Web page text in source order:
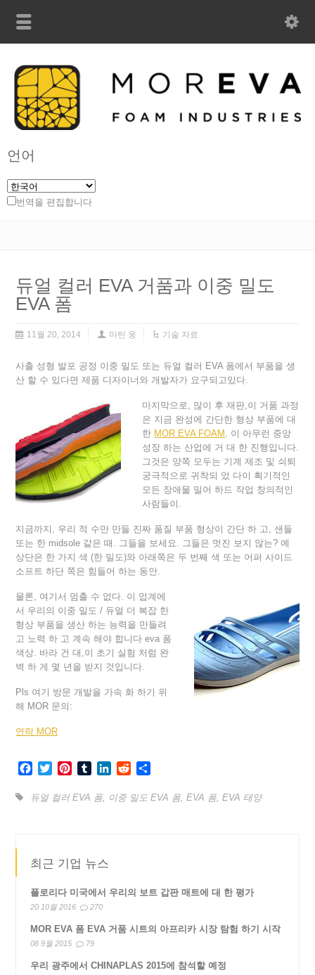
언어
번역을 편집합니다
듀얼 컬러 EVA 거품과 이중 밀도
EVA 폼
11월 20, 2014 마틴 웅 기술 자료
사출 성형 발포 공정 이중 밀도 또는 듀얼 컬러 EVA 폼에서 부품을 생
산 할 수 있다면 제품 디자이너와 개발자가 요구되고있다.
마지막으로, 많이 후 재판,이 거품 과정
은 지금 완성에 간단한 형상 부품에 대
한 MOR EVA FOAM . 이 아무런 중앙
성장 하는 산업에 거 대 한 진행입니다.
그것은 양쪽 모두는 기계 제조 및 쇠퇴
궁극적으로 귀착되 었 다이 획기적인
모든 장애물 밀어 하드 작업 창의적인
사람들이.
지금까지, 우리 적 수만 만들 진짜 품질 부품 형상이 간단 하 고, 샌들
또는 한 midsole 같은 때. 그들을 보세요. 그들은 멋진 보지 않는? 예
상단은 한 가지 색 (한 밀도)와 아래쪽은 두 번째 색 또는 어퍼 사이드
소프트 하단 쪽은 힘들어 하는 동안.
물론, 여기서 멈출 수 없다. 이 업계에
서 우리의 이중 밀도 / 듀얼 더 복잡 한
형상 부품을 생산 하는 능력을 만들려
고 노력 하 고 계속 해야 합니다 eva 폼
색상. 바라 건 대,이 초기 실험 처럼 완
벽 하 게 몇 년을 받지 것입니다.
Pls 여기 방문 개발을 가속 화 하기 위
해 MOR 문의:
연락 MOR
Facebook
TwitterPinterestTumblrLinkedInReddit
듀얼 컬러 EVA 폼, 이중 밀도 EVA 폼,EVA 폼,EVA 태양
최근 기업 뉴스
플로리다 미국에서 우리의 보트 갑판 매트에 대 한 평가
20 10월 2016 270
MOR EVA 폼 EVA 거품 시트의 아프리카 시장 탐험 하기 시작
08 9월 2015 79
우리 광주에서 CHINAPLAS 2015에 참석할 예정